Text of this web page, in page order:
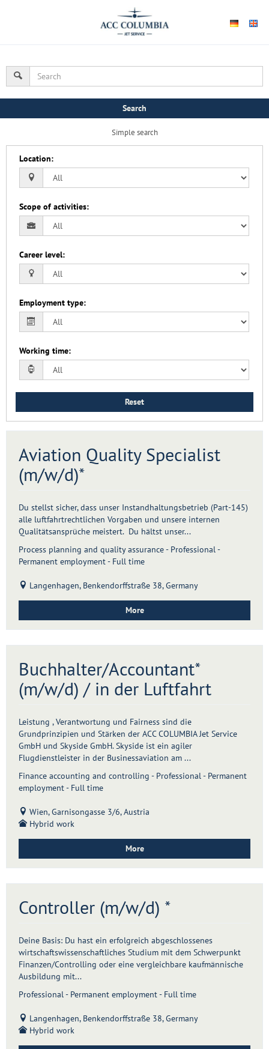
Search
Simple search
Location:
Scope of activities:
Career level:
Employment type:
Working time:
Reset
Aviation Quality Specialist
(m/w/d)*
Du stellst sicher, dass unser Instandhaltungsbetrieb (Part-145)
alle luftfahrtrechtlichen Vorgaben und unsere internen
Qualitätsansprüche meistert. Du hältst unser...
Process planning and quality assurance - Professional -
Permanent employment - Full time
Langenhagen, Benkendorffstraße 38, Germany
More
Buchhalter/Accountant*
(m/w/d) / in der Luftfahrt
Leistung , Verantwortung und Fairness sind die
Grundprinzipien und Stärken der ACC COLUMBIA Jet Service
GmbH und Skyside GmbH. Skyside ist ein agiler
Flugdienstleister in der Businessaviation am ...
Finance accounting and controlling - Professional - Permanent
employment - Full time
Wien, Garnisongasse 3/6, Austria
Hybrid work
More
Controller (m/w/d) *
Deine Basis: Du hast ein erfolgreich abgeschlossenes
wirtschaftswissenschaftliches Studium mit dem Schwerpunkt
Finanzen/Controlling oder eine vergleichbare kaufmännische
Ausbildung mit...
Professional - Permanent employment - Full time
Langenhagen, Benkendorffstraße 38, Germany
Hybrid work